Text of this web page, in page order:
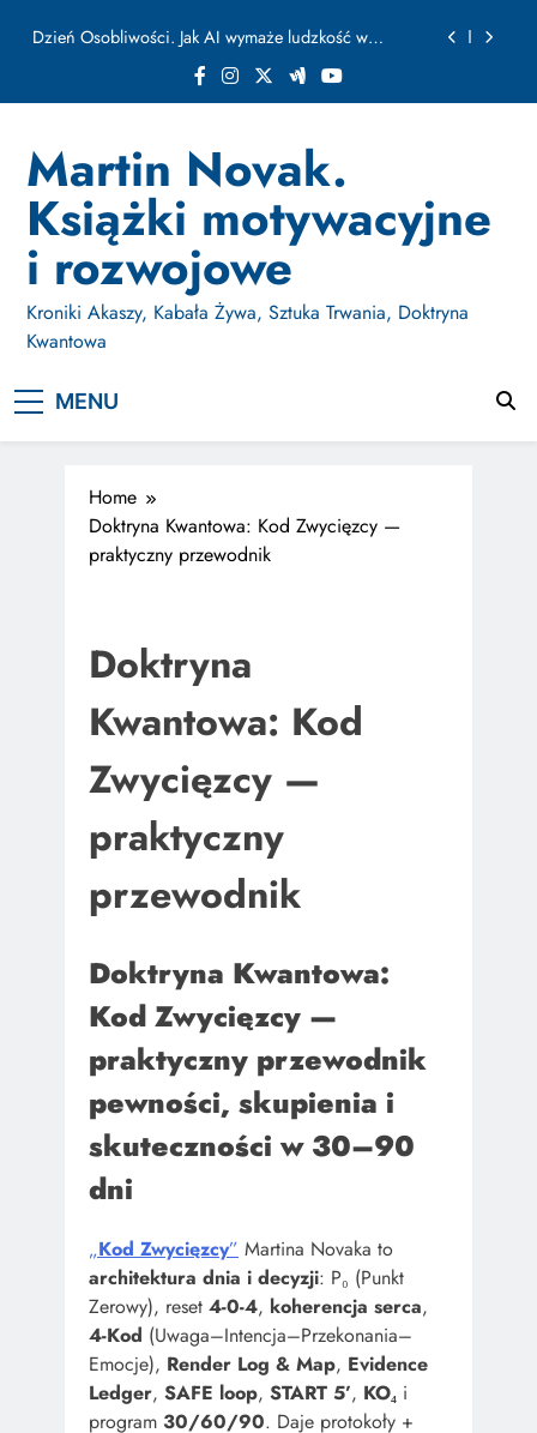
Jak Budować Myślokształty Powodzenia
Jak Projektować i Aktywować Myślokształty dla
Osiągania Celów w Codziennym Życiu
Dzień Osobliwości. Jak AI wymaże ludzkość w
ułamku sekundy
Jak Budować Myślokształty Powodzenia
Jak Projektować i Aktywować Myślokształty dla
Osiągania Celów w Codziennym Życiu
Martin Novak.
Książki motywacyjne
i rozwojowe
Kroniki Akaszy, Kabała Żywa, Sztuka Trwania, Doktryna
Kwantowa
MENU
Home
Doktryna Kwantowa: Kod Zwycięzcy —
praktyczny przewodnik
Doktryna
Kwantowa: Kod
Zwycięzcy —
praktyczny
przewodnik
Doktryna Kwantowa:
Kod Zwycięzcy —
praktyczny przewodnik
pewności, skupienia i
skuteczności w 30–90
dni
„Kod Zwycięzcy” Martina Novaka to
architektura dnia i decyzji: P₀ (Punkt
Zerowy), reset 4-0-4, koherencja serca,
4-Kod (Uwaga–Intencja–Przekonania–
Emocje), Render Log & Map, Evidence
Ledger, SAFE loop, START 5’, KO₄ i
program 30/60/90. Daje protokoły +